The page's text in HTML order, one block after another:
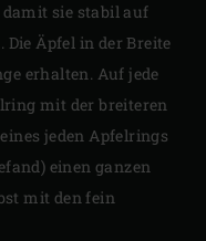
damit sie stabil auf
Äpfel in der Breite
erhalten. Auf jede
mit der breiteren
jeden Apfelrings
einen ganzen
mit den fein